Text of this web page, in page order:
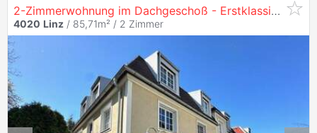
2-Zimmerwohnung im Dachgeschoß - Erstklassige Lage in
4020 Linz / 85,71m² / 2 Zimmer